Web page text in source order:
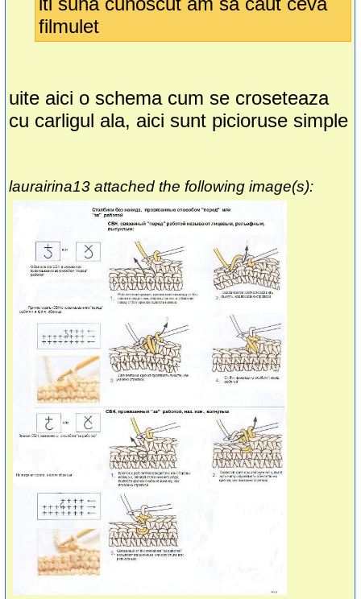
filmulet
uite aici o schema cum se croseteaza
cu carligul ala, aici sunt picioruse simple
laurairina13 attached the following image(s):